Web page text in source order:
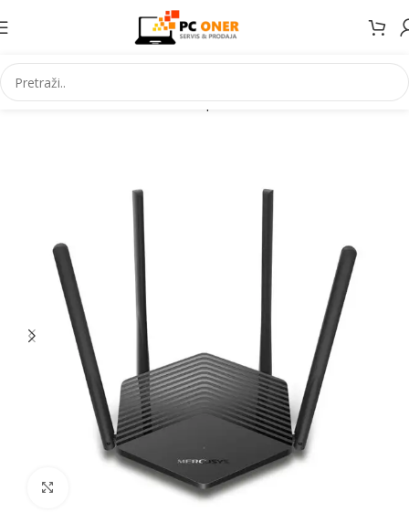
Početna Informatika Mrežna oprema Router-i
Click to enlarge